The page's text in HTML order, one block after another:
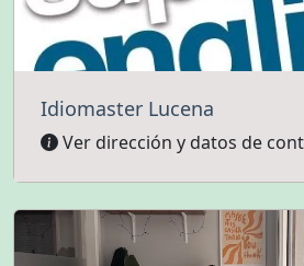
Idiomaster Lucena
Ver dirección y datos de